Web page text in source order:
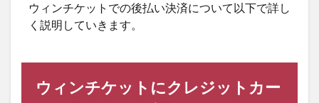
ウィンチケットでの後払い決済について以下で詳し
く説明していきます。
ウィンチケットにクレジットカー